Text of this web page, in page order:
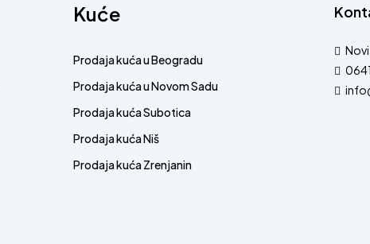
Kuće
Prodaja kuća u Beogradu
Prodaja kuća u Novom Sadu
Prodaja kuća Subotica
Prodaja kuća Niš
Prodaja kuća Zrenjanin